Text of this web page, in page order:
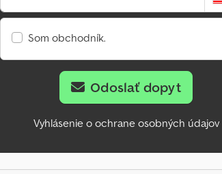
Som obchodník.
Odoslať dopyt
Vyhlásenie o ochrane osobných údajov